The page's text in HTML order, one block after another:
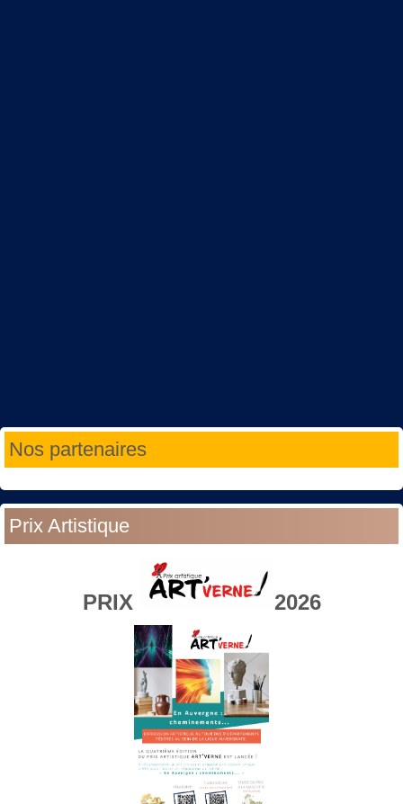
Nos partenaires
Prix Artistique
PRIX 2026
Année
précédente
Mois
précédent
Année
suivante
Mois
suivant